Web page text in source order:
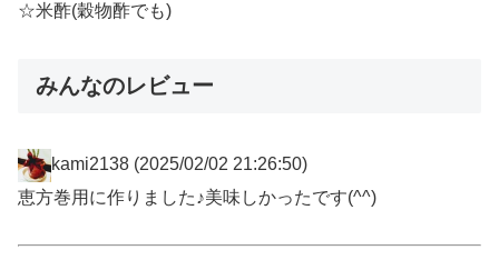
☆米酢(穀物酢でも)
みんなのレビュー
kami2138 (2025/02/02 21:26:50)
恵方巻用に作りました♪美味しかったです(^^)